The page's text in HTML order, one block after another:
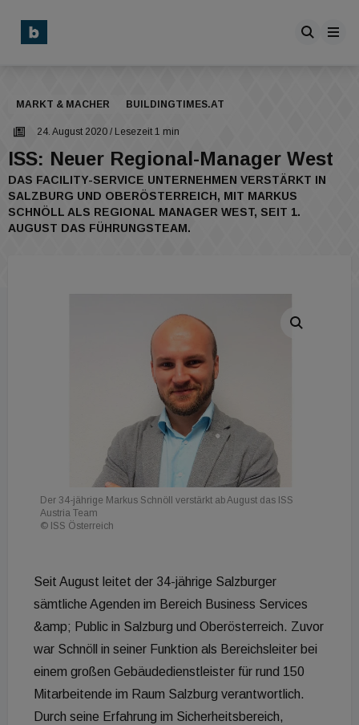
MARKT & MACHER BUILDINGTIMES.AT
24. August 2020 / Lesezeit 1 min
ISS: Neuer Regional-Manager West
DAS FACILITY-SERVICE UNTERNEHMEN VERSTÄRKT IN
SALZBURG UND OBERÖSTERREICH, MIT MARKUS
SCHNÖLL ALS REGIONAL MANAGER WEST, SEIT 1.
AUGUST DAS FÜHRUNGSTEAM.
Der 34-jährige Markus Schnöll verstärkt ab August das ISS
Austria Team
© ISS Österreich
Seit August leitet der 34-jährige Salzburger
sämtliche Agenden im Bereich Business Services
&amp; Public in Salzburg und Oberösterreich. Zuvor
war Schnöll in seiner Funktion als Bereichsleiter bei
einem großen Gebäudedienstleister für rund 150
Mitarbeitende im Raum Salzburg verantwortlich.
Durch seine Erfahrung im Sicherheitsbereich,